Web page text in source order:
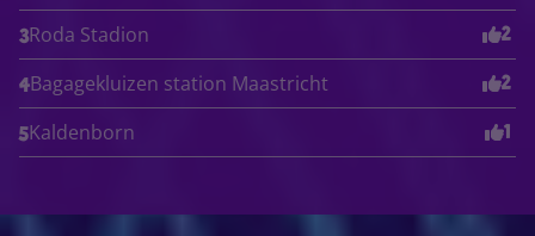
3Roda Stadion 2
4Bagagekluizen station Maastricht 2
5Kaldenborn 1